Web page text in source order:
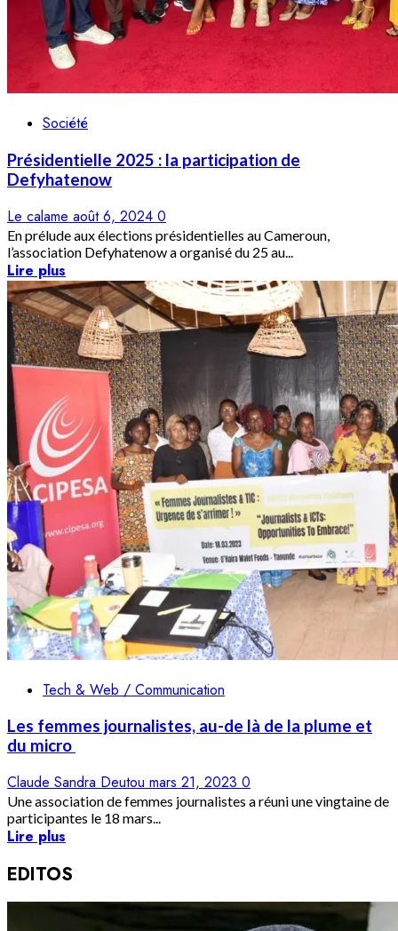
Société
Présidentielle 2025 : la participation de
Defyhatenow
Le calame août 6, 2024 0
En prélude aux élections présidentielles au Cameroun,
l’association Defyhatenow a organisé du 25 au...
Lire plus
Tech & Web / Communication
Les femmes journalistes, au-de là de la plume et
du micro
Claude Sandra Deutou mars 21, 2023 0
Une association de femmes journalistes a réuni une vingtaine de
participantes le 18 mars...
Lire plus
EDITOS